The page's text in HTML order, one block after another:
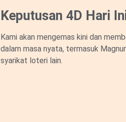
Keputusan 4D Hari
Kami akan mengemas kini dan
dalam masa nyata, termasuk
syarikat loteri lain.